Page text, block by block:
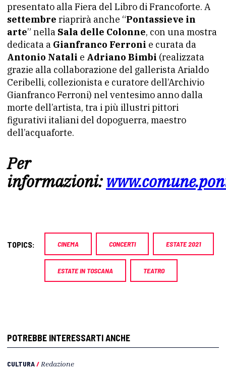
presentato alla Fiera del Libro di Francoforte. A
settembre riaprirà anche “Pontassieve in
arte” nella Sala delle Colonne, con una mostra
dedicata a Gianfranco Ferroni e curata da
Antonio Natali e Adriano Bimbi (realizzata
grazie alla collaborazione del gallerista Arialdo
Ceribelli, collezionista e curatore dell’Archivio
Gianfranco Ferroni) nel ventesimo anno dalla
morte dell’artista, tra i più illustri pittori
figurativi italiani del dopoguerra, maestro
dell’acquaforte.
Per
informazioni:
TOPICS: CINEMA CONCERTI ESTATE 2021
ESTATE IN TOSCANA TEATRO
POTREBBE INTERESSARTI ANCHE
CULTURA/ Redazione